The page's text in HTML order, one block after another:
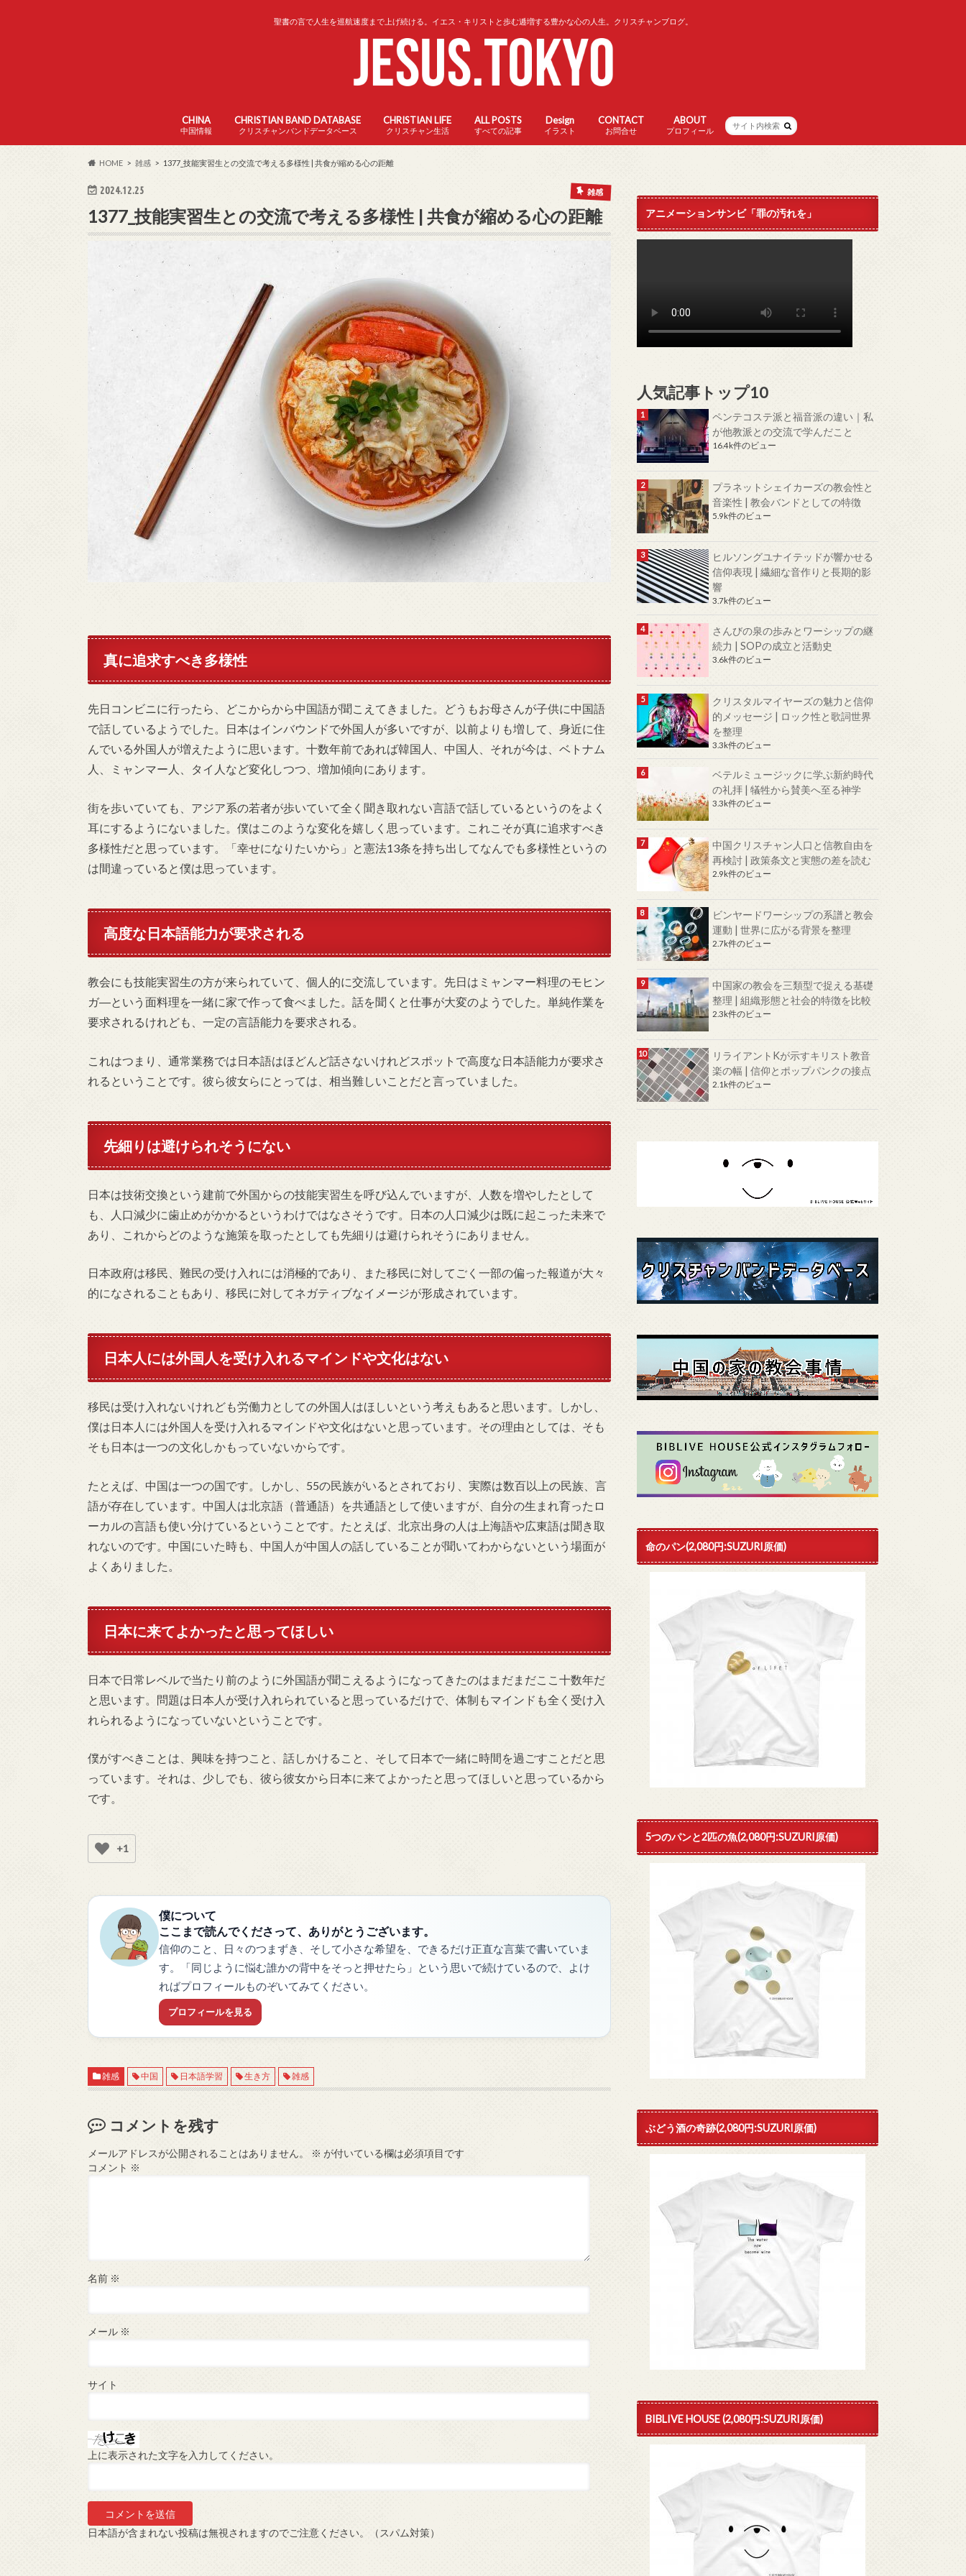
聖書の言で人生を巡航速度まで上げ続ける。イエス・キリストと歩む逓増する豊かな心の人生。クリスチャンブログ。
CHINA
中国情報
CHRISTIAN BAND DATABASE
クリスチャンバンドデータベース
CHRISTIAN LIFE
クリスチャン生活
ALL POSTS
すべての記事
Design
イラスト
CONTACT
お問合せ
ABOUT
プロフィール
HOME 雑感 1377_技能実習生との交流で考える多様性 | 共食が縮める心の距離
2024.12.25 雑感
1377_技能実習生との交流で考える多様性 | 共食が縮める心の距離
真に追求すべき多様性
先日コンビニに行ったら、どこからから中国語が聞こえてきました。どうもお母さんが子供に中国語
で話しているようでした。日本はインバウンドで外国人が多いですが、以前よりも増して、身近に住
んでいる外国人が増えたように思います。十数年前であれば韓国人、中国人、それが今は、ベトナム
人、ミャンマー人、タイ人など変化しつつ、増加傾向にあります。
街を歩いていても、アジア系の若者が歩いていて全く聞き取れない言語で話しているというのをよく
耳にするようにないました。僕はこのような変化を嬉しく思っています。これこそが真に追求すべき
多様性だと思っています。「幸せになりたいから」と憲法13条を持ち出してなんでも多様性というの
は間違っていると僕は思っています。
高度な日本語能力が要求される
教会にも技能実習生の方が来られていて、個人的に交流しています。先日はミャンマー料理のモヒン
ガ―という面料理を一緒に家で作って食べました。話を聞くと仕事が大変のようでした。単純作業を
要求されるけれども、一定の言語能力を要求される。
これはつまり、通常業務では日本語はほどんど話さないけれどスポットで高度な日本語能力が要求さ
れるということです。彼ら彼女らにとっては、相当難しいことだと言っていました。
先細りは避けられそうにない
日本は技術交換という建前で外国からの技能実習生を呼び込んでいますが、人数を増やしたとして
も、人口減少に歯止めがかかるというわけではなさそうです。日本の人口減少は既に起こった未来で
あり、これからどのような施策を取ったとしても先細りは避けられそうにありません。
日本政府は移民、難民の受け入れには消極的であり、また移民に対してごく一部の偏った報道が大々
的になされることもあり、移民に対してネガティブなイメージが形成されています。
日本人には外国人を受け入れるマインドや文化はない
移民は受け入れないけれども労働力としての外国人はほしいという考えもあると思います。しかし、
僕は日本人には外国人を受け入れるマインドや文化はないと思っています。その理由としては、そも
そも日本は一つの文化しかもっていないからです。
たとえば、中国は一つの国です。しかし、55の民族がいるとされており、実際は数百以上の民族、言
語が存在しています。中国人は北京語（普通語）を共通語として使いますが、自分の生まれ育ったロ
ーカルの言語も使い分けているということです。たとえば、北京出身の人は上海語や広東語は聞き取
れないのです。中国にいた時も、中国人が中国人の話していることが聞いてわからないという場面が
よくありました。
日本に来てよかったと思ってほしい
日本で日常レベルで当たり前のように外国語が聞こえるようになってきたのはまだまだここ十数年だ
と思います。問題は日本人が受け入れられていると思っているだけで、体制もマインドも全く受け入
れられるようになっていないということです。
僕がすべきことは、興味を持つこと、話しかけること、そして日本で一緒に時間を過ごすことだと思
っています。それは、少しでも、彼ら彼女から日本に来てよかったと思ってほしいと思っているから
です。
+1
僕について
ここまで読んでくださって、ありがとうございます。
信仰のこと、日々のつまずき、そして小さな希望を、できるだけ正直な言葉で書いていま
す。「同じように悩む誰かの背中をそっと押せたら」という思いで続けているので、よけ
ればプロフィールものぞいてみてください。
プロフィールを見る
雑感 中国 日本語学習 生き方 雑感
コメントを残す
メールアドレスが公開されることはありません。 ※ が付いている欄は必須項目です
コメント ※
名前 ※
メール ※
サイト
上に表示された文字を入力してください。
日本語が含まれない投稿は無視されますのでご注意ください。（スパム対策）
アニメーションサンビ「罪の汚れを」
人気記事トップ10
ペンテコステ派と福音派の違い｜私
が他教派との交流で学んだこと
16.4k件のビュー
プラネットシェイカーズの教会性と
音楽性 | 教会バンドとしての特徴
5.9k件のビュー
ヒルソングユナイテッドが響かせる
信仰表現 | 繊細な音作りと長期的影
響
3.7k件のビュー
さんびの泉の歩みとワーシップの継
続力 | SOPの成立と活動史
3.6k件のビュー
クリスタルマイヤーズの魅力と信仰
的メッセージ | ロック性と歌詞世界
を整理
3.3k件のビュー
ベテルミュージックに学ぶ新約時代
の礼拝 | 犠牲から賛美へ至る神学
3.3k件のビュー
中国クリスチャン人口と信教自由を
再検討 | 政策条文と実態の差を読む
2.9k件のビュー
ビンヤードワーシップの系譜と教会
運動 | 世界に広がる背景を整理
2.7k件のビュー
中国家の教会を三類型で捉える基礎
整理 | 組織形態と社会的特徴を比較
2.3k件のビュー
リライアントKが示すキリスト教音
楽の幅 | 信仰とポップパンクの接点
2.1k件のビュー
命のパン(2,080円:SUZURI原価)
5つのパンと2匹の魚(2,080円:SUZURI原価)
ぶどう酒の奇跡(2,080円:SUZURI原価)
BIBLIVE HOUSE (2,080円:SUZURI原価)